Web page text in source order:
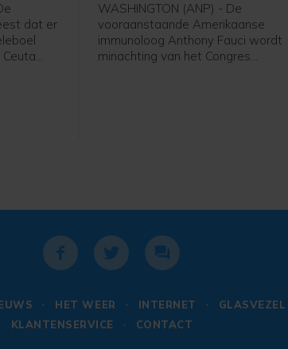
dat er
de
WASHINGTON (ANP) - De
vooraanstaande Amerikaanse
immunoloog Anthony Fauci wordt
minachting van het Congres
stemden van de aanwezigen acht
en vijf Democraten tegen.
HET WEER INTERNET GLASVEZEL
KLANTENSERVICE
CONTACT